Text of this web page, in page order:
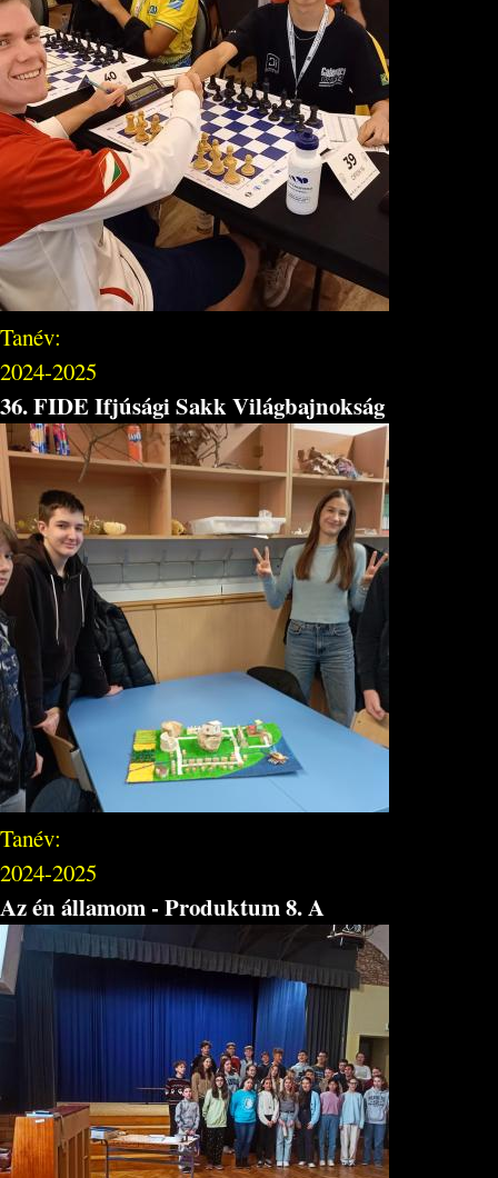
Tanév:
2024-2025
36. FIDE Ifjúsági Sakk Világbajnokság
Tanév:
2024-2025
Az én államom - Produktum 8. A